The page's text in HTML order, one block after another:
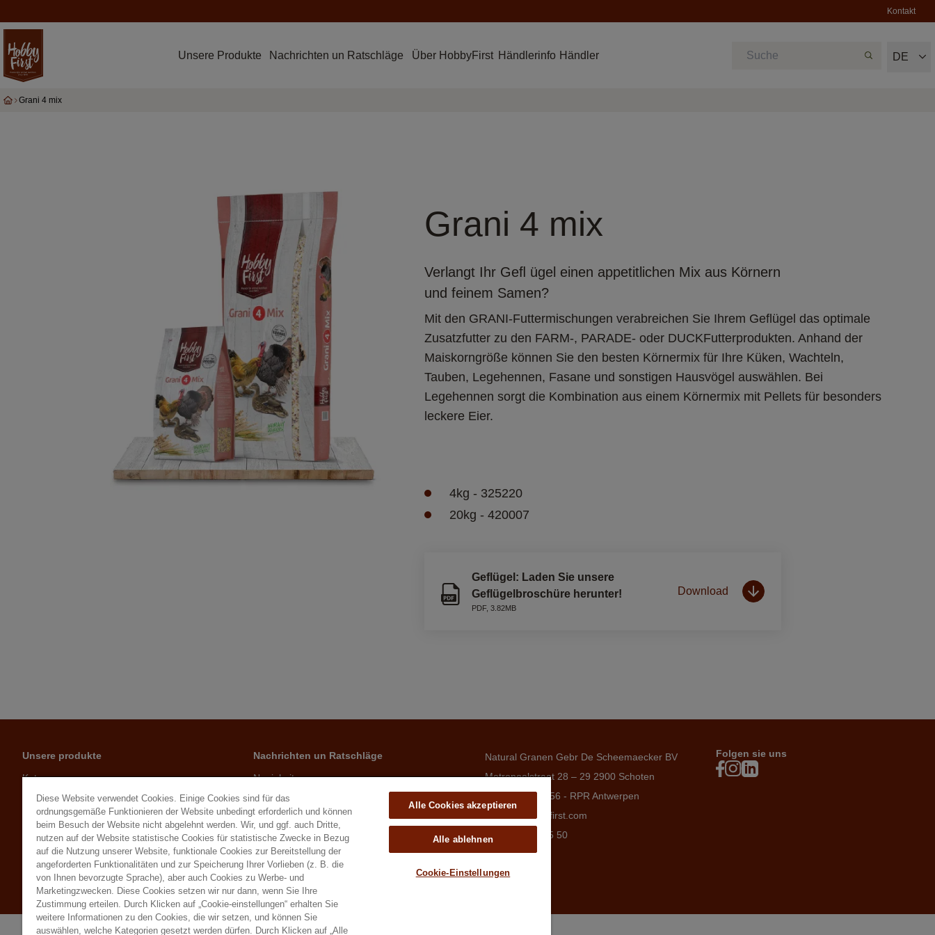
Kontakt
Unsere Produkte Nachrichten un Ratschläge Über HobbyFirst Händlerinfo Händler DE
Grani 4 mix
Grani 4 mix
Verlangt Ihr Geﬂ ügel einen appetitlichen Mix aus Körnern
und feinem Samen?
Mit den GRANI-Futtermischungen verabreichen Sie Ihrem Geflügel das optimale
Zusatzfutter zu den FARM-, PARADE- oder DUCKFutterprodukten. Anhand der
Maiskorngröße können Sie den besten Körnermix für Ihre Küken, Wachteln,
Tauben, Legehennen, Fasane und sonstigen Hausvögel auswählen. Bei
Legehennen sorgt die Kombination aus einem Körnermix mit Pellets für besonders
4kg - 325220
20kg - 420007
Geflügel: Laden Sie unsere
Geflügelbroschüre herunter!
PDF, 3.82MB
Download
Unsere produkte
Katze
Hund
Kleintiere
Geflügel
Herbivoren
Vögel
Besucher des Gartens
Nachrichten un Ratschläge
Neuigkeiten
Ratschläge
Natural Granen Gebr De Scheemaecker BV
Metropoolstraat 28 – 29 2900 Schoten
BE 0437.115.256 - RPR Antwerpen
E. info@hobbyfirst.com
T. +32 3 640 35 50
Folgen sie uns
Diese Website verwendet Cookies. Einige Cookies sind für das
ordnungsgemäße Funktionieren der Website unbedingt erforderlich und können
beim Besuch der Website nicht abgelehnt werden. Wir, und ggf. auch Dritte,
nutzen auf der Website statistische Cookies für statistische Zwecke in Bezug
auf die Nutzung unserer Website, funktionale Cookies zur Bereitstellung der
angeforderten Funktionalitäten und zur Speicherung Ihrer Vorlieben (z. B. die
von Ihnen bevorzugte Sprache), aber auch Cookies zu Werbe- und
Marketingzwecken. Diese Cookies setzen wir nur dann, wenn Sie Ihre
Zustimmung erteilen. Durch Klicken auf „Cookie-einstellungen“ erhalten Sie
weitere Informationen zu den Cookies, die wir setzen, und können Sie
auswählen, welche Kategorien gesetzt werden dürfen. Durch Klicken auf „Alle
Alle Cookies akzeptieren
Alle ablehnen
Cookie-Einstellungen